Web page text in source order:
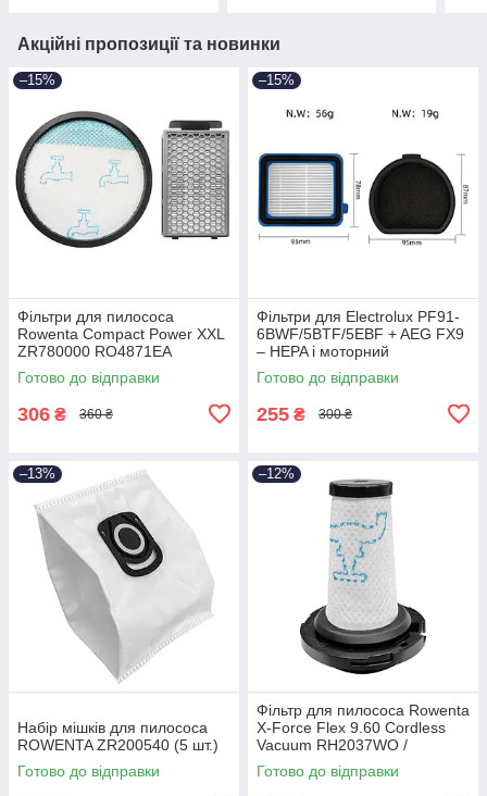
Акційні пропозиції та новинки
–15%
Фільтри для пилососа
Rowenta Compact Power XXL
ZR780000 RO4871EA
RO4881EA RO4826EA (H523)
BEST
Готово до відправки
306 ₴ 360 ₴
–15%
Фільтри для Electrolux PF91-
6BWF/5BTF/5EBF + AEG FX9
– HEPA і моторний
Готово до відправки
255 ₴ 300 ₴
–13%
Набір мішків для пилососа
ROWENTA ZR200540 (5 шт.)
Готово до відправки
–12%
Фільтр для пилососа Rowenta
X-Force Flex 9.60 Cordless
Vacuum RH2037WO /
RH2038WO (ZR009010,
ZR009012)
Готово до відправки